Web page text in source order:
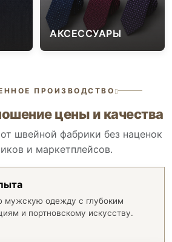
ПРОИЗВОДСТВО
цены и качества
швейной фабрики без наценок
и маркетплейсов.
мужскую одежду с глубоким
и портновскому искусству.
АКСЕССУАРЫ